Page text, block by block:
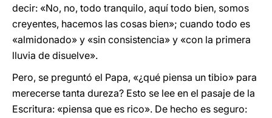
decir: «No, no, todo tranquilo, aquí todo bien, somos
creyentes, hacemos las cosas bien»; cuando todo es
«almidonado» y «sin consistencia» y «con la primera
lluvia de disuelve».
Pero, se preguntó el Papa, «¿qué piensa un tibio» para
merecerse tanta dureza? Esto se lee en el pasaje de la
Escritura: «piensa que es rico». De hecho es seguro: